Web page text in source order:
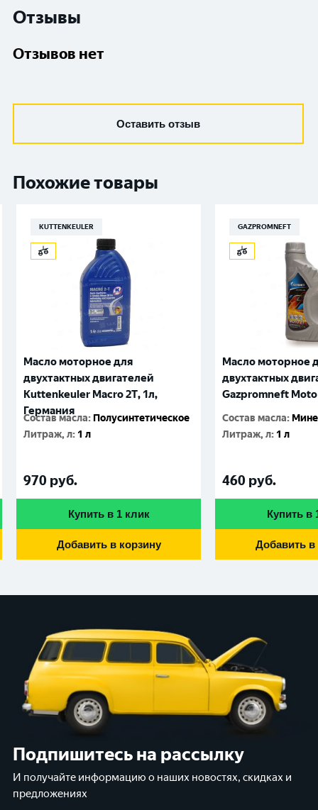
Отзывы
Отзывов нет
Оставить отзыв
Похожие товары
KUTTENKEULER
Масло моторное для
двухтактных двигателей
Kuttenkeuler Macro 2T, 1л,
Германия
Состав масла: Полусинтетическое
Литраж, л: 1 л
970 руб.
Купить в 1 клик
Добавить в корзину
GAZPROMNEFT
Масло моторное
двухтактных
Gazpromneft Мoto
Состав масла:
Литраж, л: 1 л
460 руб.
Купить в
Добавить в
Подпишитесь на рассылку
И получайте информацию о наших новостях, скидках и
предложениях